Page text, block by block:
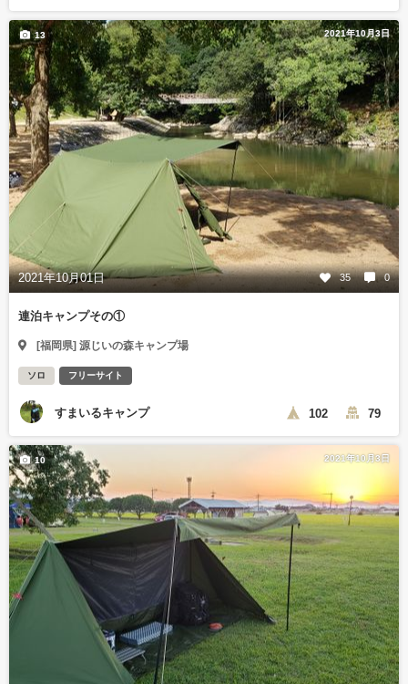
2021年10月3日
2021年10月01日 35 0
13
連泊キャンプその①
[福岡県] 源じいの森キャンプ場
ソロ フリーサイト
すまいるキャンプ 102 79
2021年10月3日
10